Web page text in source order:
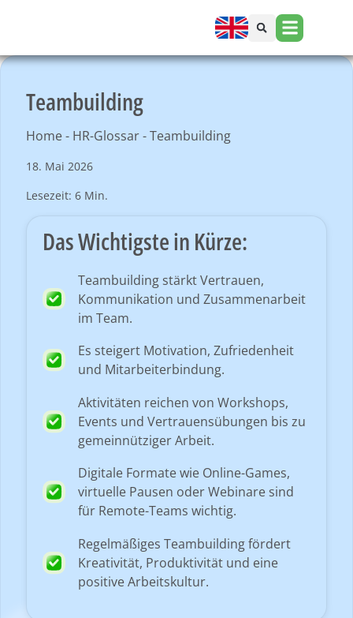
Teambuilding
Home- HR-Glossar-Teambuilding
18. Mai 2026
Lesezeit: 6 Min.
Das Wichtigste in Kürze:
Teambuilding stärkt Vertrauen,
Kommunikation und Zusammenarbeit
im Team.
Es steigert Motivation, Zufriedenheit
und Mitarbeiterbindung.
Aktivitäten reichen von Workshops,
Events und Vertrauensübungen bis zu
gemeinnütziger Arbeit.
Digitale Formate wie Online-Games,
virtuelle Pausen oder Webinare sind
für Remote-Teams wichtig.
Regelmäßiges Teambuilding fördert
Kreativität, Produktivität und eine
positive Arbeitskultur.